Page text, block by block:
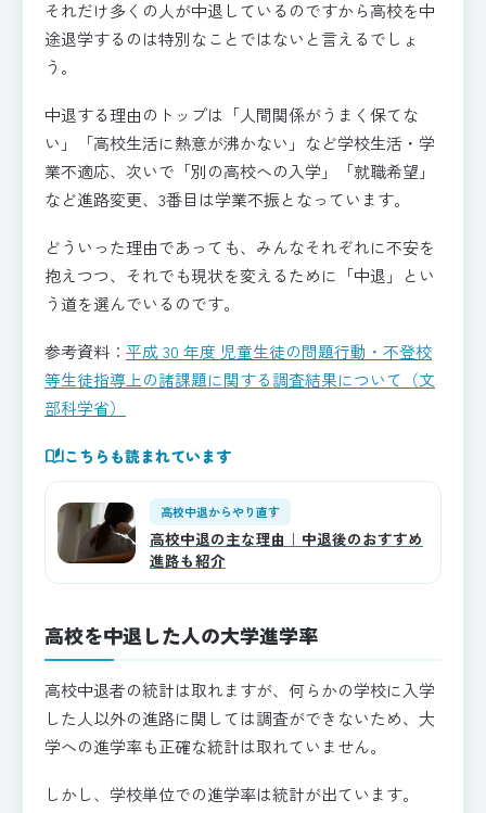
それだけ多くの人が中退しているのですから高校を中
途退学するのは特別なことではないと言えるでしょ
う。
中退する理由のトップは「人間関係がうまく保てな
い」「高校生活に熱意が沸かない」など学校生活・学
業不適応、次いで「別の高校への入学」「就職希望」
など進路変更、3番目は学業不振となっています。
どういった理由であっても、みんなそれぞれに不安を
抱えつつ、それでも現状を変えるために「中退」とい
う道を選んでいるのです。
参考資料： 平成 30 年度 児童生徒の問題行動・不登校
等生徒指導上の諸課題に関する調査結果について（文
部科学省）
auto_storiesこちらも読まれています
高校中退からやり直す
高校中退の主な理由｜中退後のおすすめ
進路も紹介
高校を中退した人の大学進学率
高校中退者の統計は取れますが、何らかの学校に入学
した人以外の進路に関しては調査ができないため、大
学への進学率も正確な統計は取れていません。
しかし、学校単位での進学率は統計が出ています。